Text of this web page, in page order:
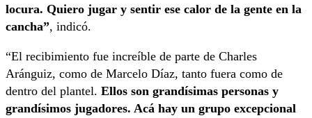
locura. Quiero jugar y sentir ese calor de la gente en la
cancha”, indicó.
“El recibimiento fue increíble de parte de Charles
Aránguiz, como de Marcelo Díaz, tanto fuera como de
dentro del plantel. Ellos son grandísimas personas y
grandísimos jugadores. Acá hay un grupo excepcional